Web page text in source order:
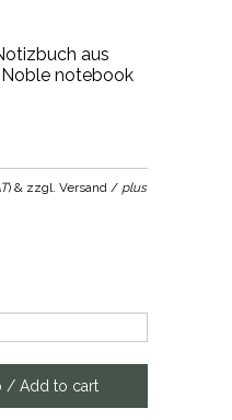
aus
notebook
) & zzgl. Versand / plus